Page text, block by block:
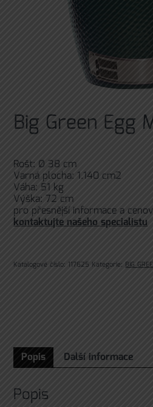
Big Green Egg
Rošt: Ø 38 cm
Varná plocha: 1.140 cm2
Váha: 51 kg
Výška: 72 cm
pro přesnější informace a
kontaktujte našeho specialistu
Katalogové číslo: 117625 Kategorie:BIG
Popis Další informace
Popis